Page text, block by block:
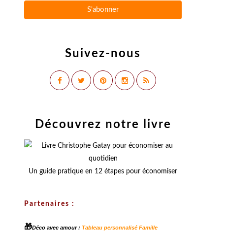
Suivez-nous
Découvrez notre livre
Un guide pratique en 12 étapes pour économiser
Partenaires :
🎁Déco avec amour : Tableau personnalisé Famille